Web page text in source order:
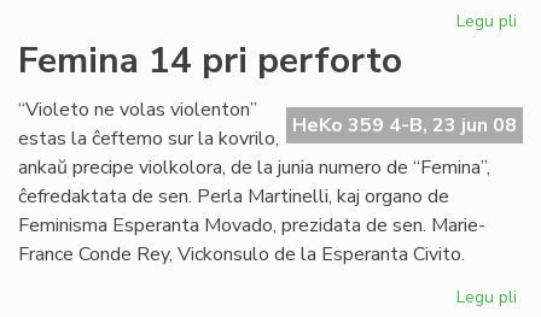
Legu pli
nia
Femina 14 pri perforto
HeKo 359 4-B, 23 jun 08
“Violeto ne volas violenton”
estas la ĉeftemo sur la kovrilo,
ankaŭ precipe violkolora, de la junia numero de “Femina”,
ĉefredaktata de sen. Perla Martinelli, kaj organo de
Feminisma Esperanta Movado, prezidata de sen. Marie-
France Conde Rey, Vickonsulo de la Esperanta Civito.
Legu pli